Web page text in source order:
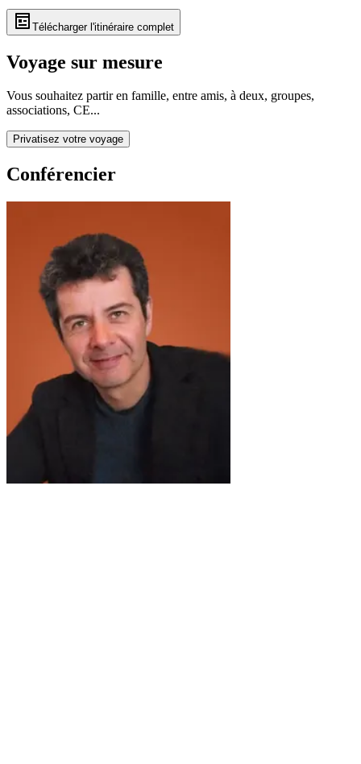
Télécharger l'itinéraire complet
Voyage sur mesure
Vous souhaitez partir en famille, entre amis, à deux, groupes,
associations, CE...
Privatisez votre voyage
Conférencier